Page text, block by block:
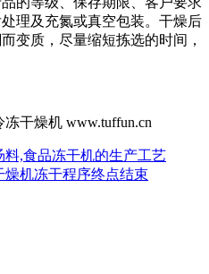
理及充氮或真空包装。干燥后
变质，尽量缩短拣选的时间，
干燥机 www.tuffun.cn
料,食品冻干机的生产工艺
燥机冻干程序终点结束